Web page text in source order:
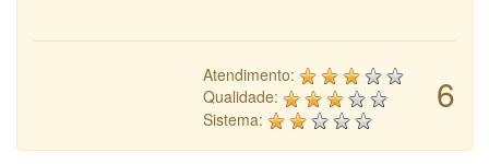
6
Atendimento:
Qualidade:
Sistema: